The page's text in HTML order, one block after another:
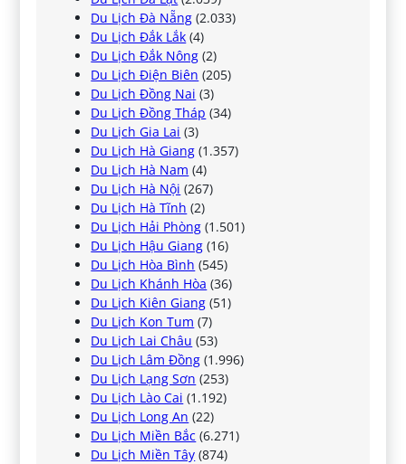
Du Lịch Đà Nẵng (2.033)
Du Lịch Đắk Lắk (4)
Du Lịch Đắk Nông (2)
Du Lịch Điện Biên (205)
Du Lịch Đồng Nai (3)
Du Lịch Đồng Tháp (34)
Du Lịch Gia Lai (3)
Du Lịch Hà Giang (1.357)
Du Lịch Hà Nam (4)
Du Lịch Hà Nội (267)
Du Lịch Hà Tĩnh (2)
Du Lịch Hải Phòng (1.501)
Du Lịch Hậu Giang (16)
Du Lịch Hòa Bình (545)
Du Lịch Khánh Hòa (36)
Du Lịch Kiên Giang (51)
Du Lịch Kon Tum (7)
Du Lịch Lai Châu (53)
Du Lịch Lâm Đồng (1.996)
Du Lịch Lạng Sơn (253)
Du Lịch Lào Cai (1.192)
Du Lịch Long An (22)
Du Lịch Miền Bắc (6.271)
Du Lịch Miền Tây (874)